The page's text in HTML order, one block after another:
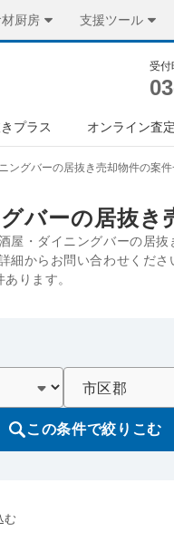
厨房 支援ツール
受付
プラス オンライン査
ングバーの居抜き売却物件の案
バーの居抜き
・ダイニングバーの居抜
からお問い合わせくださ
ります。
この条件で絞りこむ
む